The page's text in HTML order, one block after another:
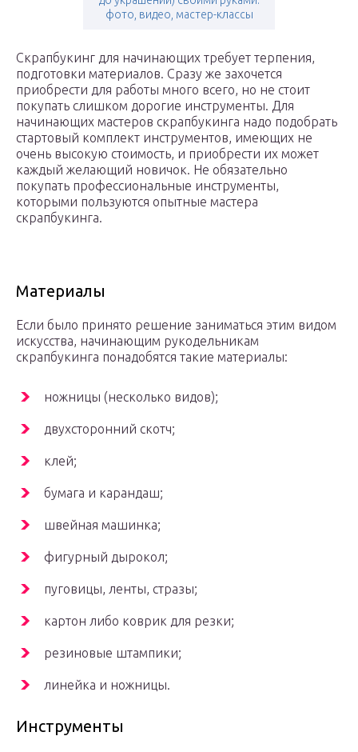
фото, видео, мастер-классы
Скрапбукинг для начинающих требует терпения,
подготовки материалов. Сразу же захочется
приобрести для работы много всего, но не стоит
покупать слишком дорогие инструменты. Для
начинающих мастеров скрапбукинга надо подобрать
стартовый комплект инструментов, имеющих не
очень высокую стоимость, и приобрести их может
каждый желающий новичок. Не обязательно
покупать профессиональные инструменты,
которыми пользуются опытные мастера
скрапбукинга.
Материалы
Если было принято решение заниматься этим видом
искусства, начинающим рукодельникам
скрапбукинга понадобятся такие материалы:
ножницы (несколько видов);
двухсторонний скотч;
клей;
бумага и карандаш;
швейная машинка;
фигурный дырокол;
пуговицы, ленты, стразы;
картон либо коврик для резки;
резиновые штампики;
линейка и ножницы.
Инструменты